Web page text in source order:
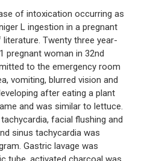
of intoxication occurring as
L ingestion in a pregnant
Twenty three year-
pregnant woman in 32nd
to the emergency room
vomiting, blurred vision and
after eating a plant
and was similar to lettuce.
facial flushing and
sinus tachycardia was
Gastric lavage was